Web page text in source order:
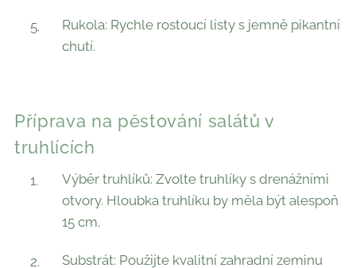
Rukola: Rychle rostoucí listy s jemně pikantní
chutí.
Příprava na pěstování salátů v
truhlících
Výběr truhlíků: Zvolte truhlíky s drenážními
otvory. Hloubka truhlíku by měla být alespoň
15 cm.
Substrát: Použijte kvalitní zahradní zeminu